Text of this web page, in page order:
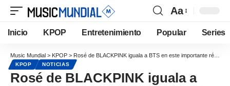
Aa
Inicio KPOP Entretenimiento Popular Series
Music Mundial > KPOP > Rosé de BLACKPINK iguala a BTS en este importante récord en Estados Unidos
KPOP NOTICIAS
Rosé de BLACKPINK iguala a